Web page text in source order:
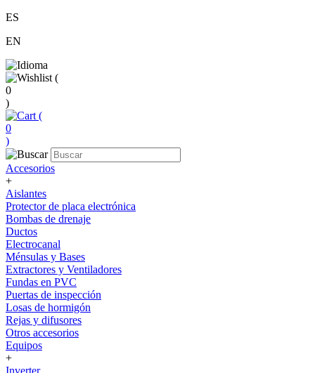
ES
EN
(
0
)
(
0
)
Accesorios
+
Aislantes
Protector de placa electrónica
Bombas de drenaje
Ductos
Electrocanal
Ménsulas y Bases
Extractores y Ventiladores
Fundas en PVC
Puertas de inspección
Losas de hormigón
Rejas y difusores
Otros accesorios
Equipos
+
Inverter